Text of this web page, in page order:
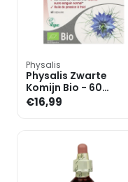
Physalis
Physalis Zwarte
Komijn Bio - 60
capsules
€16,99